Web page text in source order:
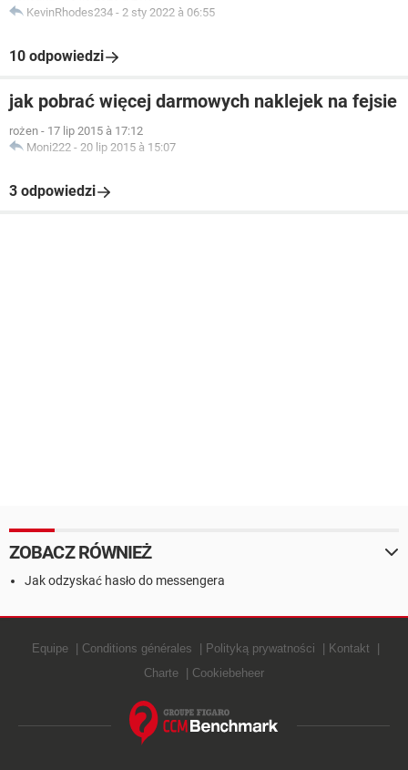
KevinRhodes234 - 2 sty 2022 à 06:55
10 odpowiedzi
jak pobrać więcej darmowych naklejek na fejsie
rożen - 17 lip 2015 à 17:12
Moni222 - 20 lip 2015 à 15:07
3 odpowiedzi
ZOBACZ RÓWNIEŻ
Jak odzyskać hasło do messengera
Equipe Conditions générales Polityką prywatności
Kontakt
Charte
Cookiebeheer